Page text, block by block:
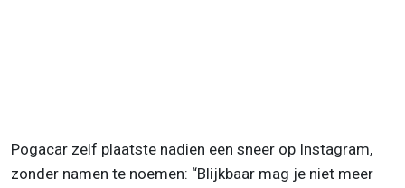
Pogacar zelf plaatste nadien een sneer op Instagram,
zonder namen te noemen: “Blijkbaar mag je niet meer